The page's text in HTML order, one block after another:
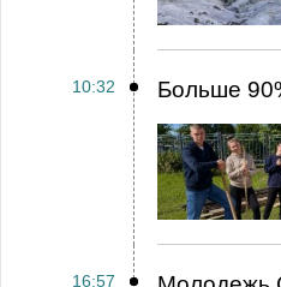
10:32 Больше
16:57